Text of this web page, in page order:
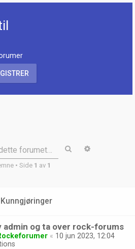
forumet… Søk
• Side 1 av 1
Kunngjøringer
admin og ta over rock-forums
« 10 jun 2023, 12:04